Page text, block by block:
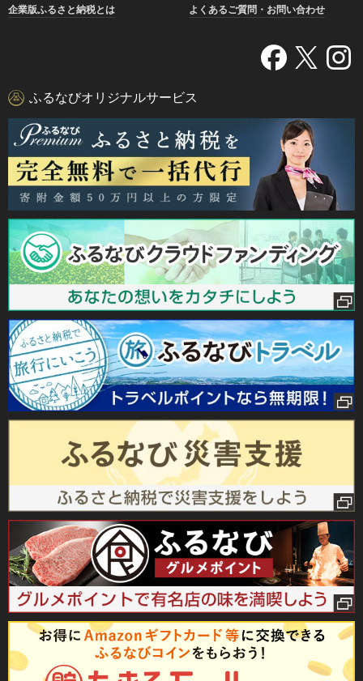
企業版ふるさと納税とは
よくあるご質問・お問い合わせ
ふるなびオリジナルサービス